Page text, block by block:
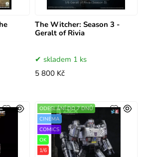
The Witcher: Season 3 -
Geralt of Rivia
skladem 1 ks
5 800 Kč
ODESLÁNÍ DO 7 DNŮ
CINEMA
COMICS
OK
1/6